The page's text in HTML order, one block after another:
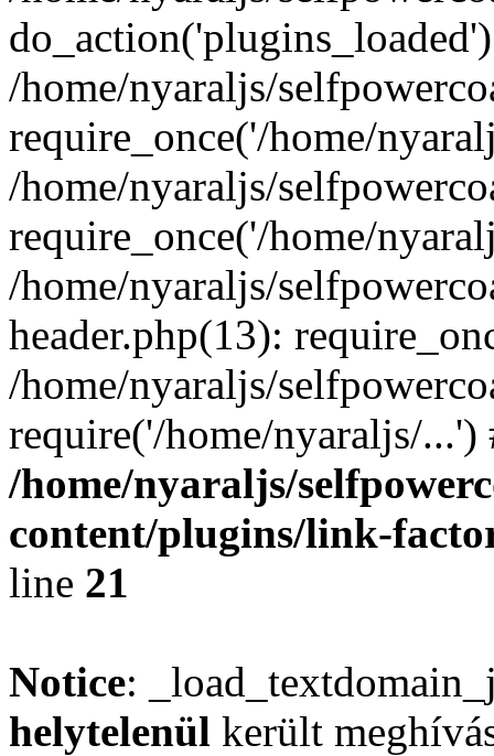
/home/nyaraljs/
require_once('/home/
/home/nyaraljs/
require_once('/home/
/home/nyaraljs/
header.php(13):
/home/nyaraljs/
require('/home/nyaraljs/
/home/nyaraljs/
content/plugins/link-
line 21
Notice:
helytelenül került